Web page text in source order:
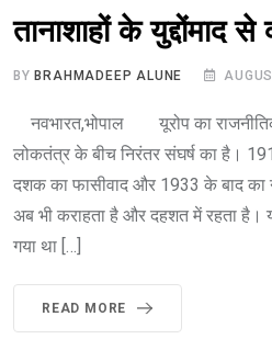
तानाशाहों के युद्दोंमाद
BY BRAHMADEEP ALUNE
नवभारत,भोपाल यूरोप का
लोकतंत्र के बीच निरंतर संघर्ष का है।
दशक का फासीवाद और 1933 के बाद का
अब भी कराहता है और दहशत में रहता है।
गया था […]
READ MORE